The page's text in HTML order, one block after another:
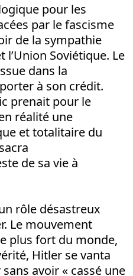
pour les
par le fascisme
de la sympathie
Soviétique. Le
dans la
à son crédit.
prenait pour le
réalité une
et totalitaire du
de sa vie à
rôle désastreux
Le mouvement
plus fort du monde,
Hitler se vanta
avoir « cassé une